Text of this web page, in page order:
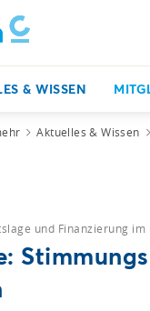
& WISSEN
Aktuelles & Wissen
und Finanzierung